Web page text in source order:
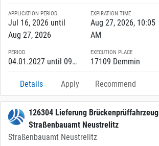
APPLICATION PERIOD
Jul 16, 2026 until
Aug 27, 2026
EXPIRATION TIME
Aug 27, 2026, 10:05
AM
PERIOD
04.01.2027 until 09.04.2027
EXECUTION PLACE
17109 Demmin
Details Apply Recommend
126304 Lieferung Brückenprüffahrzeug
Straßenbauamt Neustrelitz
Straßenbauamt Neustrelitz